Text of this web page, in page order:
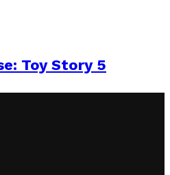
Toy Story 5